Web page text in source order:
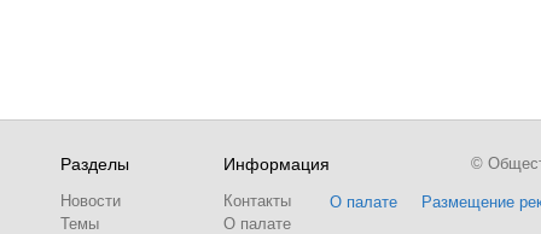
Разделы
Новости
Темы
Информация
Контакты
О палате
О палате Размещение
©